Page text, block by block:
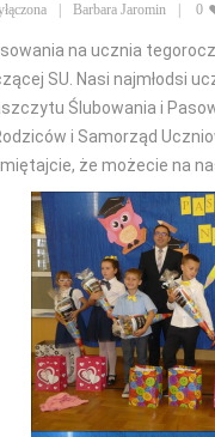
Barbara Jaromin 0
na ucznia
SU. Nasi najmłodsi
Ślubowania i
i Samorząd
że możecie na